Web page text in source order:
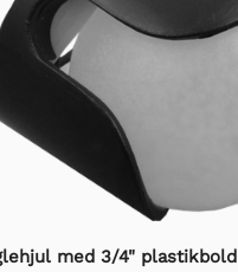
med 3/4" plastikbold